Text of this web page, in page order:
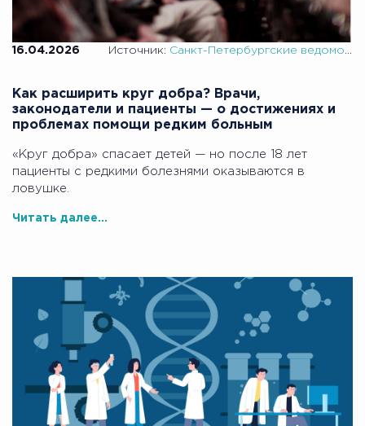
16.04.2026 Источник: Санкт-Петербургские ведомости
Как расширить круг добра? Врачи,
законодатели и пациенты — о достижениях и
проблемах помощи редким больным
«Круг добра» спасает детей — но после 18 лет
пациенты с редкими болезнями оказываются в
ловушке.
Читать далее...